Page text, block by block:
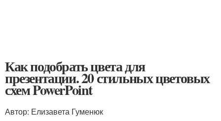
Как подобрать цвета для
презентации. 20 стильных цветовых
схем PowerPoint
Автор: Елизавета Гуменюк